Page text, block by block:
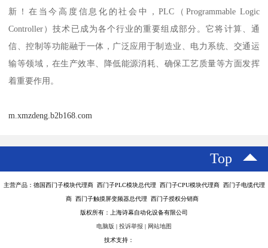
新！在当今高度信息化的社会中，PLC（Programmable Logic
Controller）技术已成为各个行业的重要组成部分。它将计算、通
信、控制等功能融于一体，广泛应用于制造业、电力系统、交通运
输等领域，在生产效率、降低能源消耗、确保工艺质量等方面发挥
着重要作用。
m.xmzdeng.b2b168.com
Top
主营产品：德国西门子模块代理商 西门子PLC模块总代理 西门子CPU模块代理商 西门子电缆代理
商 西门子触摸屏变频器总代理 西门子授权分销商
版权所有：上海诗幕自动化设备有限公司
电脑版 | 投诉举报 | 网站地图
技术支持：